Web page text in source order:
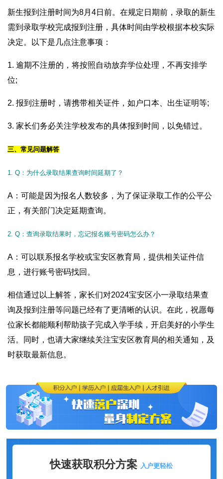
新生报到注册时间为8月4日前。在规定日期前，录取的新生
需到录取学校完成报到注册，具体时间由学校根据本校实际
决定。以下是几点注意事项：
1. 逾期不注册的，将按照自动放弃学位处理，不再安排学
位;
2. 报到注册时，请携带相关证件，如户口本、出生证明等;
3. 家长们务必关注学校发布的具体报到时间，以免错过。
三、常见问题解答
1. Q：为什么录取结果查询时间延期了？
A：可能是因为报名人数较多，为了保证录取工作的公平公
正，有关部门决定延期查询。
2. Q：查询录取结果时，忘记报名账号密码怎么办？
A：可以联系报名学校或宝安区教育局，提供相关证件信
息，进行账号密码找回。
相信通过以上解答，家长们对2024宝安区小一录取结果查
询及报到注册等问题已经有了更清晰的认识。在此，祝愿每
位家长都能顺利帮助孩子完成入学手续，开启美好的小学生
活。同时，也请大家继续关注宝安区教育局的相关通知，及
时获取最新信息。
快速获取积分方案 入户更轻松